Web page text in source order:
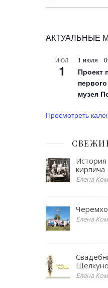
АКТУАЛЬНЫЕ
ИЮЛ
1
1 июля
Проект
музея
Просмотреть
кирпича
Елена
Елена
Елена